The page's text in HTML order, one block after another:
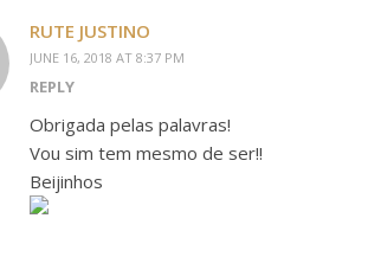
RUTE JUSTINO
JUNE 16, 2018 AT 8:37 PM
REPLY
Obrigada pelas palavras!
Vou sim tem mesmo de ser!!
Beijinhos